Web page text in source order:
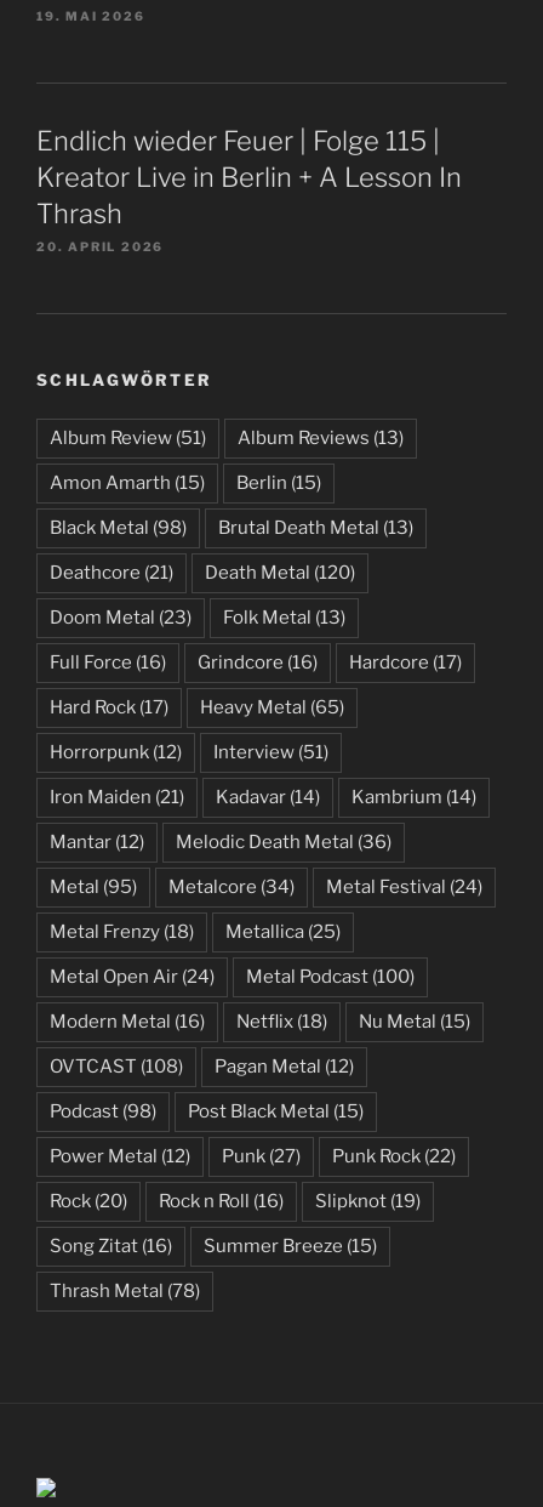
19. MAI 2026
Endlich wieder Feuer | Folge 115 |
Kreator Live in Berlin + A Lesson In
Thrash
20. APRIL 2026
SCHLAGWÖRTER
Album Review (51) Album Reviews (13)
Amon Amarth (15) Berlin (15)
Black Metal (98) Brutal Death Metal (13)
Deathcore (21) Death Metal (120)
Doom Metal (23) Folk Metal (13)
Full Force (16) Grindcore (16) Hardcore (17)
Hard Rock (17) Heavy Metal (65)
Horrorpunk (12) Interview (51)
Iron Maiden (21) Kadavar (14) Kambrium (14)
Mantar (12) Melodic Death Metal (36)
Metal (95) Metalcore (34) Metal Festival (24)
Metal Frenzy (18) Metallica (25)
Metal Open Air (24) Metal Podcast (100)
Modern Metal (16) Netflix (18) Nu Metal (15)
OVTCAST (108) Pagan Metal (12)
Podcast (98) Post Black Metal (15)
Power Metal (12) Punk (27) Punk Rock (22)
Rock (20) Rock n Roll (16) Slipknot (19)
Song Zitat (16) Summer Breeze (15)
Thrash Metal (78)